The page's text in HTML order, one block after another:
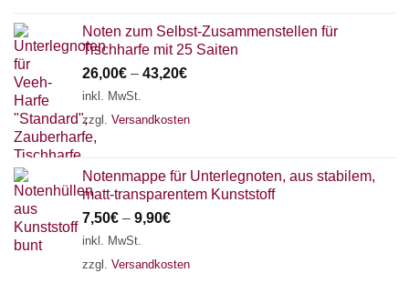
Noten zum Selbst-Zusammenstellen für
Tischharfe mit 25 Saiten
26,00€ – 43,20€
inkl. MwSt.
zzgl. Versandkosten
Notenmappe für Unterlegnoten, aus stabilem,
matt-transparentem Kunststoff
7,50€ – 9,90€
inkl. MwSt.
zzgl. Versandkosten